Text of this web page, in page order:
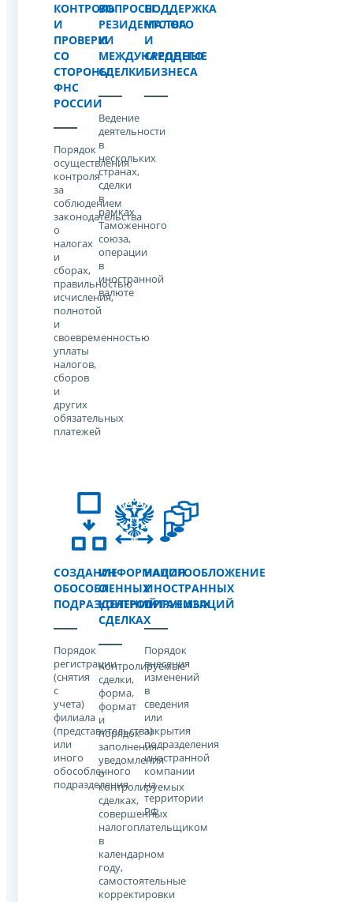
КОНТРОЛЬ
И
ПРОВЕРКИ
СО
СТОРОНЫ
ФНС
РОССИИ
Порядок
осуществления
контроля
за
соблюдением
законодательства
о
налогах
и
сборах,
правильностью
исчисления,
полнотой
и
своевременностью
уплаты
налогов,
сборов
и
других
обязательных
платежей
ВОПРОСЫ
РЕЗИДЕНТСТВА
И
МЕЖДУНАРОДНЫЕ
СДЕЛКИ
Ведение
деятельности
в
нескольких
странах,
сделки
в
рамках
Таможенного
союза,
операции
в
иностранной
валюте
ПОДДЕРЖКА
МАЛОГО
И
СРЕДНЕГО
БИЗНЕСА
СОЗДАНИЕ
ОБОСОБЛЕННЫХ
ПОДРАЗДЕЛЕНИЙ
Порядок
регистрации
(снятия
с
учета)
филиала
(представительства)
или
иного
обособленного
подразделения
ИНФОРМАЦИЯ
О
КОНТРОЛИРУЕМЫХ
СДЕЛКАХ
Контролируемые
сделки,
форма,
формат
и
порядок
заполнения
уведомления
о
контролируемых
сделках,
совершенных
налогоплательщиком
в
календарном
году,
самостоятельные
корректировки
НАЛОГООБЛОЖЕНИЕ
ИНОСТРАННЫХ
ОРГАНИЗАЦИЙ
Порядок
внесения
изменений
в
сведения
или
закрытия
подразделения
иностранной
компании
на
территории
РФ